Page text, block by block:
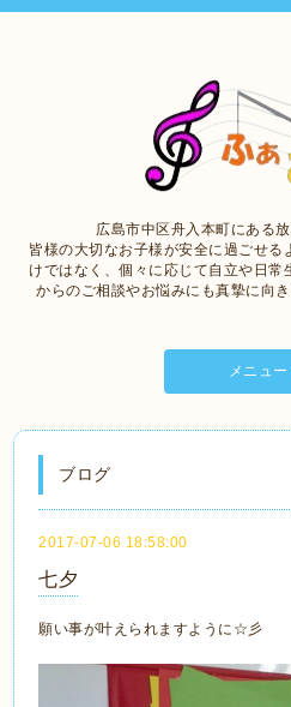
広島市中区舟入本町にある
皆様の大切なお子様が安全に過ごせ
けではなく、個々に応じて自立や日
からのご相談やお悩みにも真摯に向
メニュー
ブログ
2017-07-06 18:58:00
七夕
願い事が叶えられますように☆彡